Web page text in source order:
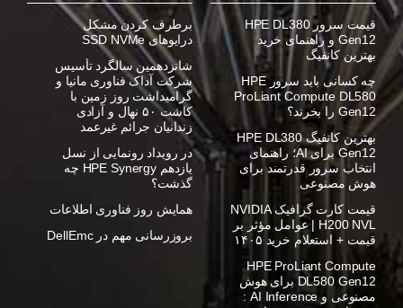
قیمت سرور HPE DL380
Gen12 و راهنمای خرید
بهترین کانفیگ
چه کسانی باید سرور HPE
ProLiant Compute DL580
Gen12 را بخرند؟
بهترین کانفیگ HPE DL380
Gen12 برای AI؛ راهنمای
انتخاب سرور قدرتمند برای
هوش مصنوعی
قیمت کارت گرافیک NVIDIA
H200 NVL | عوامل مؤثر بر
قیمت + استعلام خرید ۱۴۰۵
HPE ProLiant Compute
DL580 Gen12 برای هوش
مصنوعی و AI Inference :
برطرف کردن مشکل
درایوهای SSD NVMe
شانزدهمین سالگرد تأسیس
شرکت آداک فناوری مانیا و
گرامیداشت روز زمین با
کاشت ۵۰ نهال و آزادی
زندانیان جرائم غیرعمد
در رویداد رونمایی از نسل
یازدهم HPE Synergy چه
گذشت؟
همایش روز فناوری اطلاعات
بروزرسانی مهم در DellEmc